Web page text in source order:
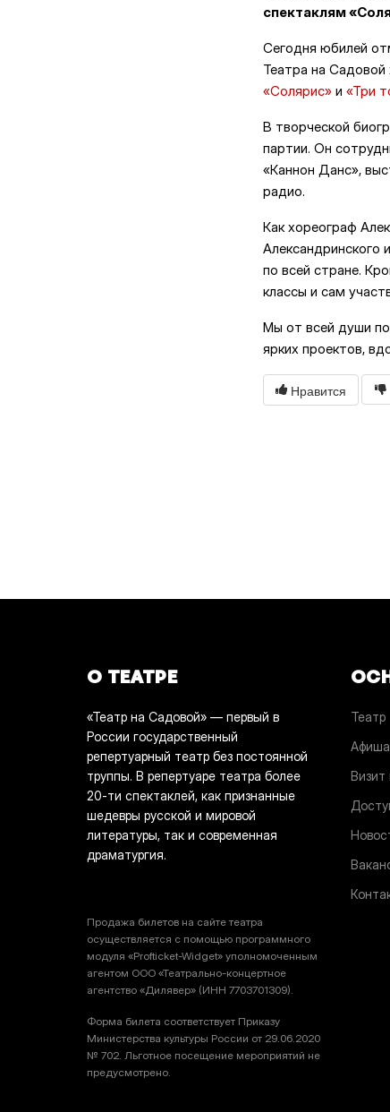
спектаклям
Сегодня юбилей
Театра на
«Солярис»и «Три
В творческой
партии. Он
«Каннон Данс»,
радио.
Как хореограф
Александринского
по всей стране.
классы и сам
Мы от всей души
ярких проектов,
Нравится
О ТЕАТРЕ
«Театр на Садовой» — первый в
России государственный
репертуарный театр без постоянной
труппы. В репертуаре театра более
20-ти спектаклей, как признанные
шедевры русской и мировой
литературы, так и современная
драматургия.
Продажа билетов на сайте театра
осуществляется с помощью программного
модуля «Profticket-Widget» уполномоченным
агентом ООО «Театрально-концертное
агентство «Дилявер» (ИНН 7703701309).
Форма билета соответствует Приказу
Министерства культуры России от 29.06.2020
№ 702. Льготное посещение мероприятий не
предусмотрено.
Театр
Визит